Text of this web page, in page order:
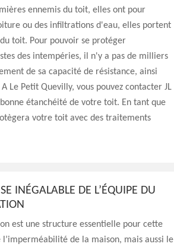
ennemis du toit, elles ont pour
ou des infiltrations d'eau, elles portent
toit. Pour pouvoir se protéger
des intempéries, il n'y a pas de milliers
de sa capacité de résistance, ainsi
Le Petit Quevilly, vous pouvez contacter JL
étanchéité de votre toit. En tant que
votre toit avec des traitements
INÉGALABLE DE L’ÉQUIPE DU
est une structure essentielle pour cette
de la maison, mais aussi le